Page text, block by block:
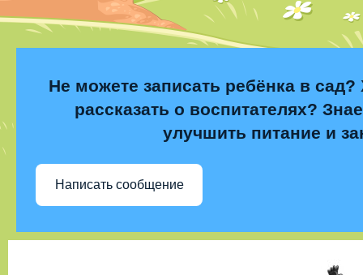
Не можете записать ребёнка в сад?
рассказать о воспитателях?
улучшить питание и
Написать сообщение